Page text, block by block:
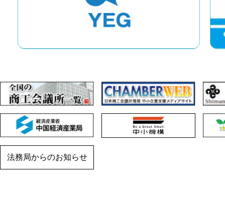
法務局からのお知らせ